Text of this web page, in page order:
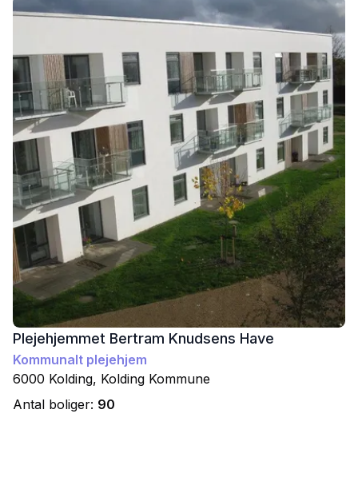
Plejehjemmet Bertram Knudsens Have
Kommunalt plejehjem
6000 Kolding, Kolding Kommune
Antal boliger: 90